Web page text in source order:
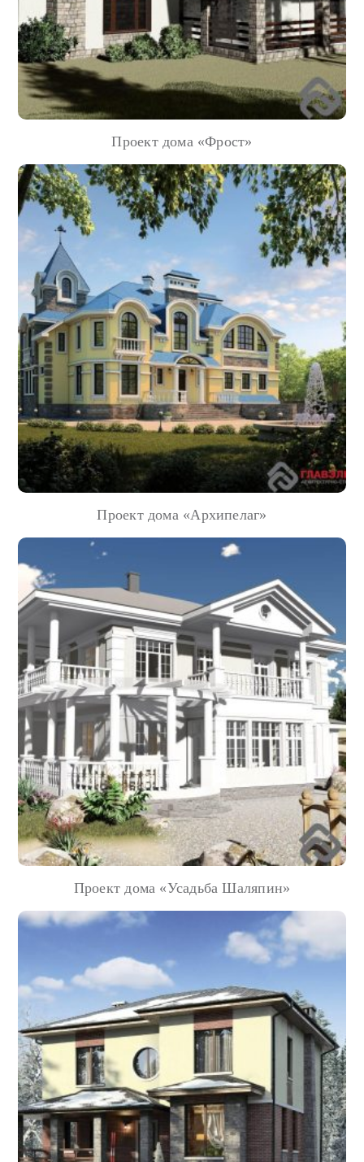
Проект дома «Фрост»
Проект дома «Архипелаг»
Проект дома «Усадьба Шаляпин»